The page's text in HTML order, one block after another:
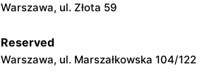
Puławy, ul. Marsz. Józefa Piłsudskiego
51
Warszawa, ul. Złota 59
Reserved
Warszawa, ul. Marszałkowska 104/122